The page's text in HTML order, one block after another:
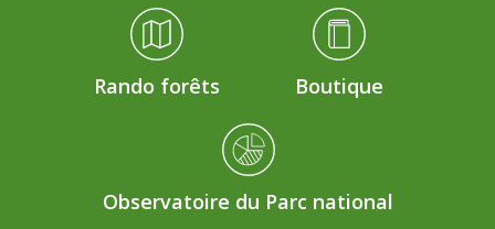
Rando forêts Boutique
Observatoire du Parc national